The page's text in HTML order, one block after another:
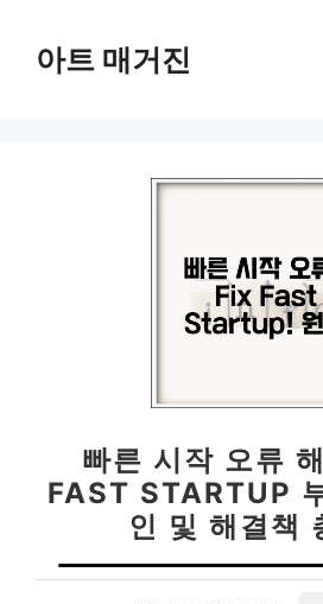
아트 매거진
빠른 시작 오류
FAST STARTUP
인 및 해결책